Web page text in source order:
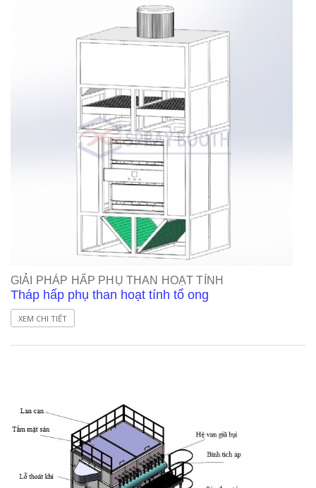
GIẢI PHÁP HẤP PHỤ THAN HOẠT TÍNH
Tháp hấp phụ than hoạt tính tổ ong
XEM CHI TIẾT